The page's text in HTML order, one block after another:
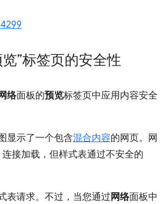
”标签页的安全性
网络面板的预览标签页中应用内容安全
显示了一个包含混合内容的网页。网
接加载，但样式表通过不安全的
表请求。不过，当您通过网络面板中